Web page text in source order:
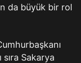
da büyük bir rol
sıra Sakarya